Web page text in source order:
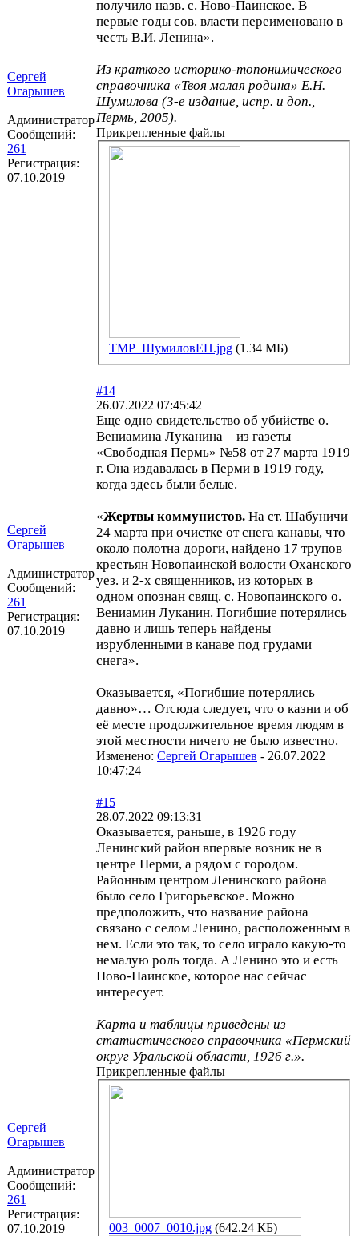
Сергей
Огарышев
Администратор
Сообщений:
261
Регистрация:
07.10.2019
получило назв. с. Ново-Паинское. В
первые годы сов. власти переименовано в
честь В.И. Ленина».
Из краткого историко-топонимического
справочника «Твоя малая родина» Е.Н.
Шумилова (3-е издание, испр. и доп.,
Пермь, 2005).
Прикрепленные файлы
ТМР_ШумиловЕН.jpg (1.34 МБ)
Сергей
Огарышев
Администратор
Сообщений:
261
Регистрация:
07.10.2019
#14
26.07.2022 07:45:42
Еще одно свидетельство об убийстве о.
Вениамина Луканина – из газеты
«Свободная Пермь» №58 от 27 марта 1919
г. Она издавалась в Перми в 1919 году,
когда здесь были белые.
«Жертвы коммунистов. На ст. Шабуничи
24 марта при очистке от снега канавы, что
около полотна дороги, найдено 17 трупов
крестьян Новопаинской волости Оханского
уез. и 2-х священников, из которых в
одном опознан свящ. с. Новопаинского о.
Вениамин Луканин. Погибшие потерялись
давно и лишь теперь найдены
изрубленными в канаве под грудами
снега».
Оказывается, «Погибшие потерялись
давно»… Отсюда следует, что о казни и об
её месте продолжительное время людям в
этой местности ничего не было известно.
Изменено: Сергей Огарышев - 26.07.2022
10:47:24
Сергей
Огарышев
Администратор
Сообщений:
261
Регистрация:
07.10.2019
#15
28.07.2022 09:13:31
Оказывается, раньше, в 1926 году
Ленинский район впервые возник не в
центре Перми, а рядом с городом.
Районным центром Ленинского района
было село Григорьевское. Можно
предположить, что название района
связано с селом Ленино, расположенным в
нем. Если это так, то село играло какую-то
немалую роль тогда. А Ленино это и есть
Ново-Паинское, которое нас сейчас
интересует.
Карта и таблицы приведены из
статистического справочника «Пермский
округ Уральской области, 1926 г.».
Прикрепленные файлы
003_0007_0010.jpg (642.24 КБ)